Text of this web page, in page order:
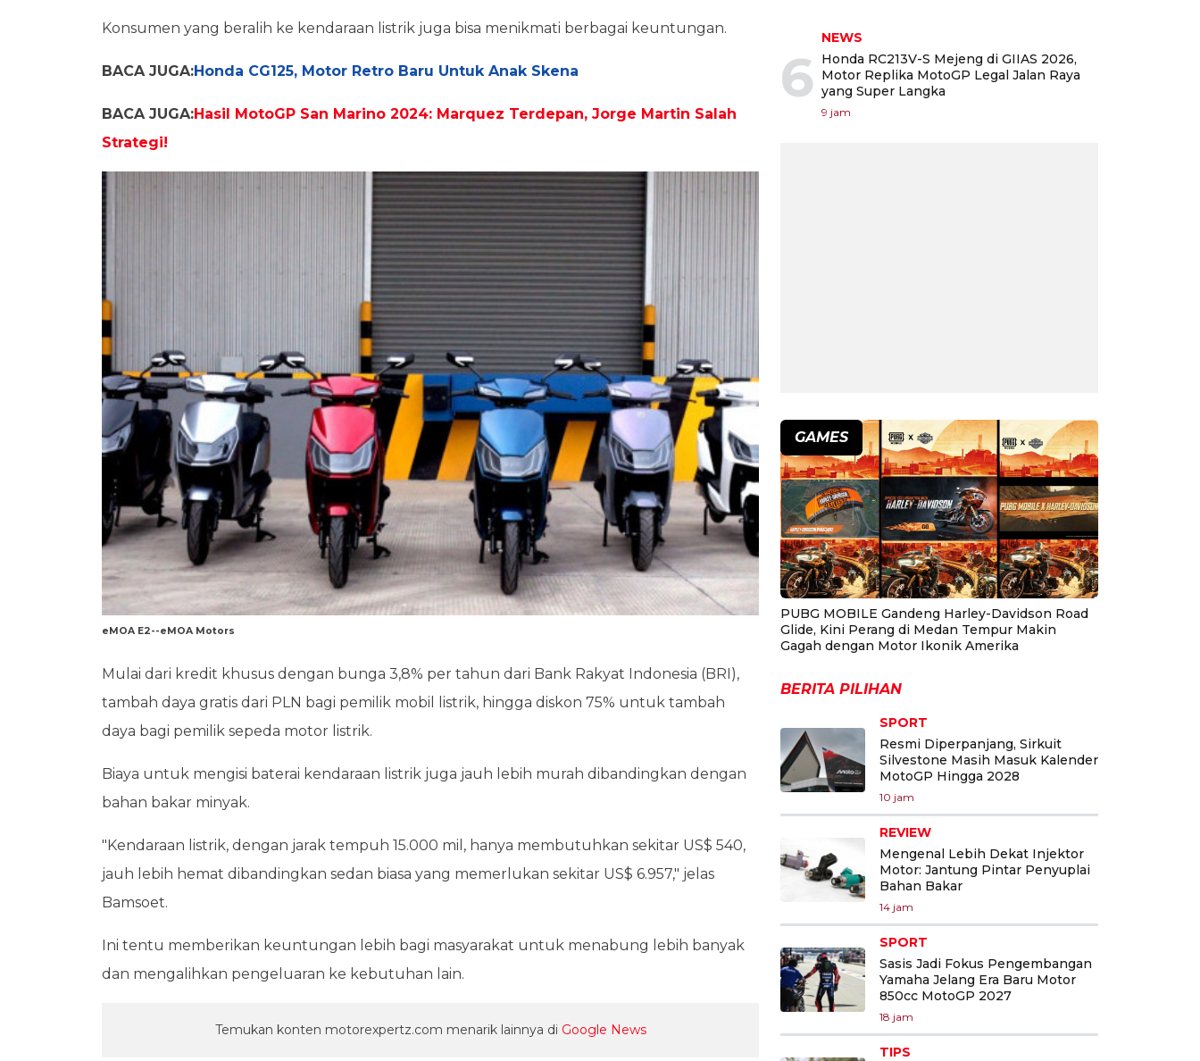
Konsumen yang beralih ke kendaraan listrik juga bisa menikmati berbagai keuntungan.
BACA JUGA:Honda CG125, Motor Retro Baru Untuk Anak Skena
BACA JUGA:Hasil MotoGP San Marino 2024: Marquez Terdepan, Jorge Martin Salah
Strategi!
eMOA E2--eMOA Motors
Mulai dari kredit khusus dengan bunga 3,8% per tahun dari Bank Rakyat Indonesia (BRI),
tambah daya gratis dari PLN bagi pemilik mobil listrik, hingga diskon 75% untuk tambah
daya bagi pemilik sepeda motor listrik.
Biaya untuk mengisi baterai kendaraan listrik juga jauh lebih murah dibandingkan dengan
bahan bakar minyak.
"Kendaraan listrik, dengan jarak tempuh 15.000 mil, hanya membutuhkan sekitar US$ 540,
jauh lebih hemat dibandingkan sedan biasa yang memerlukan sekitar US$ 6.957," jelas
Bamsoet.
Ini tentu memberikan keuntungan lebih bagi masyarakat untuk menabung lebih banyak
dan mengalihkan pengeluaran ke kebutuhan lain.
Temukan konten motorexpertz.com menarik lainnya di Google News
6
NEWS
Honda RC213V-S Mejeng di GIIAS 2026,
Motor Replika MotoGP Legal Jalan Raya
yang Super Langka
9 jam
GAMES
PUBG MOBILE Gandeng Harley-Davidson Road
Glide, Kini Perang di Medan Tempur Makin
Gagah dengan Motor Ikonik Amerika
BERITA PILIHAN
SPORT
Resmi Diperpanjang, Sirkuit
Silvestone Masih Masuk Kalender
MotoGP Hingga 2028
10 jam
REVIEW
Mengenal Lebih Dekat Injektor
Motor: Jantung Pintar Penyuplai
Bahan Bakar
14 jam
SPORT
Sasis Jadi Fokus Pengembangan
Yamaha Jelang Era Baru Motor
850cc MotoGP 2027
18 jam
TIPS